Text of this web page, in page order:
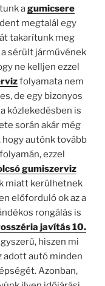
agumicsere
megtalál egy
takarítunk meg
sérült járművének
ne kelljen ezzel
folyamata nem
de egy bizonyos
közlekedésben is
során akár még
autónk tovább
ezzel
gumiszerviz
miatt kerülhetnek
előforduló ok az a
rongálás is
javítás 10.
hiszen mi
adott autó minden
Azonban,